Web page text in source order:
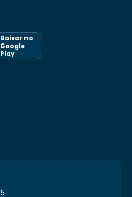
Baixar no
Google
Play